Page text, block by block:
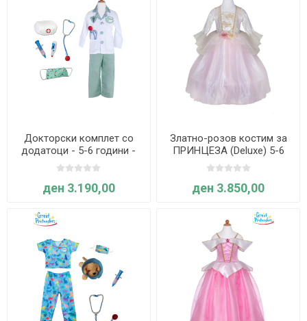
Докторски комплет со
додатоци - 5-6 години -
Great Pretenders
ден 3.190,00
Златно-розов костим за
ПРИНЦЕЗА (Deluxe) 5-6
години - Great Pretenders
ден 3.850,00